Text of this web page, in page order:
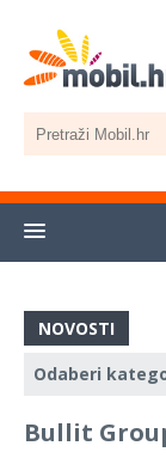
NOVOSTI
Bullit